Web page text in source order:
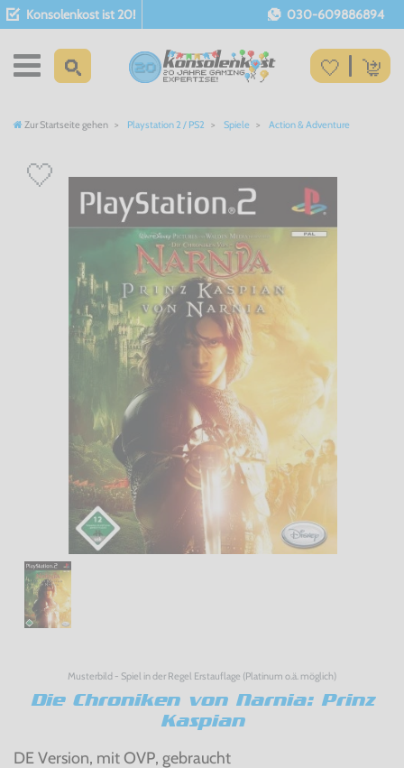
Konsolenkost ist 20! 030-609886894
Zur Startseite gehen Playstation 2 / PS2 Spiele Action & Adventure
Musterbild - Spiel in der Regel Erstauflage (Platinum o.ä. möglich)
Die Chroniken von Narnia: Prinz
Kaspian
DE Version, mit OVP, gebraucht